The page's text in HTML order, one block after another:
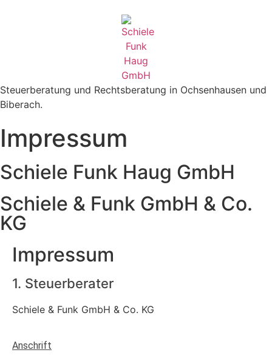
Steuerberatung und Rechtsberatung in Ochsenhausen und
Biberach.
Impressum
Schiele Funk Haug GmbH
Schiele & Funk GmbH & Co.
KG
Impressum
1. Steuerberater
Schiele & Funk GmbH & Co. KG
Anschrift